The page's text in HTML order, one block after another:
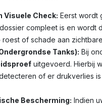
Visuele Check: Eerst wordt
compleet is en wordt
of schade aan
Tanks): Bij
uitgevoerd. Hierbij
of er drukverlies is
Bescherming: Indien